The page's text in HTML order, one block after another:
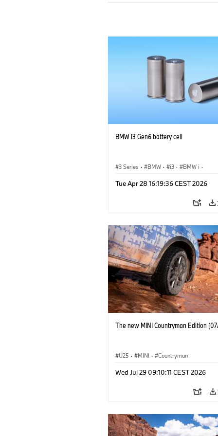
BMW i3 Gen6 battery cell
3 Series · BMW · i3 · BMW i ·
CO2 Emissions
Tue Apr 28 16:19:36 CEST 2026
The new MINI Countryman Edition
U25 · MINI · Countryman
Wed Jul 29 09:10:11 CEST 2026